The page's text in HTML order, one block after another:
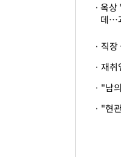
옥상
데…